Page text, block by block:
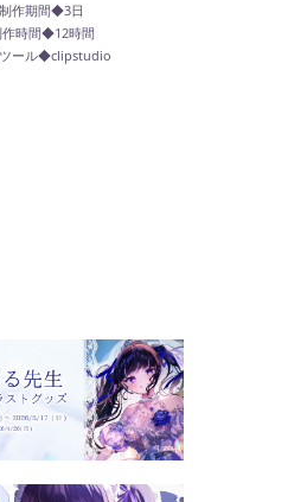
制作期間◆3日
作時間◆12時間
ール◆clipstudio